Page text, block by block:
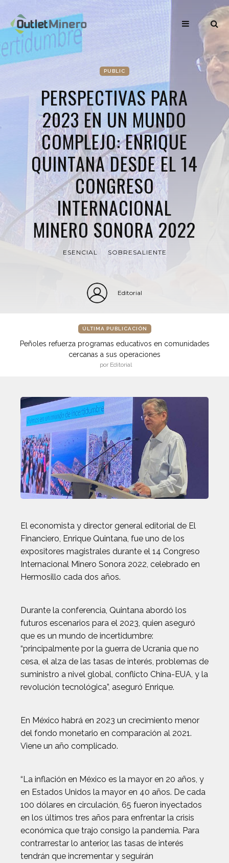
PUBLIC
PERSPECTIVAS PARA
2023 EN UN MUNDO
COMPLEJO: ENRIQUE
QUINTANA DESDE EL 14
CONGRESO
INTERNACIONAL
MINERO SONORA 2022
ESENCIAL SOBRESALIENTE
Editorial
ÚLTIMA PUBLICACIÓN
Peñoles refuerza programas educativos en comunidades
cercanas a sus operaciones
por Editorial
El economista y director general editorial de El
Financiero, Enrique Quintana, fue uno de los
expositores magistrales durante el 14 Congreso
Internacional Minero Sonora 2022, celebrado en
Hermosillo cada dos años.
Durante la conferencia, Quintana abordó los
futuros escenarios para el 2023, quien aseguró
que es un mundo de incertidumbre:
“principalmente por la guerra de Ucrania que no
cesa, el alza de las tasas de interés, problemas de
suministro a nivel global, conflicto China-EUA, y la
revolución tecnológica”, aseguró Enrique.
En México habrá en 2023 un crecimiento menor
del fondo monetario en comparación al 2021.
Viene un año complicado.
“La inflación en México es la mayor en 20 años, y
en Estados Unidos la mayor en 40 años. De cada
100 dólares en circulación, 65 fueron inyectados
en los últimos tres años para enfrentar la crisis
económica que trajo consigo la pandemia. Para
contrarrestar lo anterior, las tasas de interés
tendrán que incrementar y seguirán